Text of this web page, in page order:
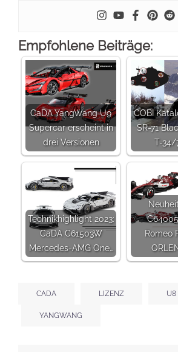
Empfohlene Beiträge:
CaDA YangWang U9
Supercar erscheint in
drei Versionen
COBI
SR-71
T-34/
Technikhighlight 2023:
CaDA C61503W
Mercedes-AMG One…
Romeo
CADA LIZENZ U8
YANGWANG